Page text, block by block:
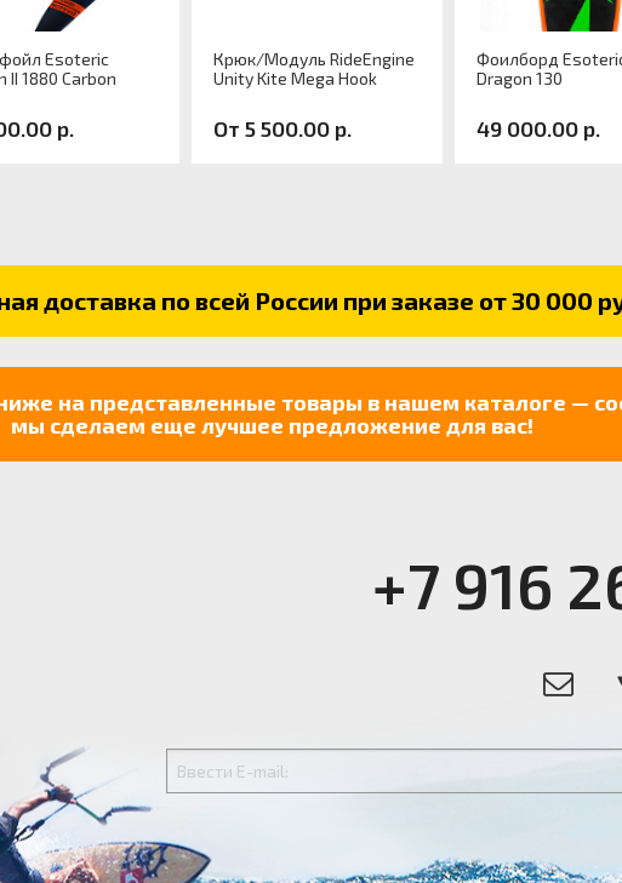
Esoteric
II 1880 Carbon
р.
Крюк/Модуль RideEngine
Unity Kite Mega Hook
От 5 500.00 р.
Фоилборд
Dragon 130
49 000.00 р.
доставка по всей России при заказе от 30 000
на представленные товары в нашем каталоге —
мы сделаем еще лучшее предложение для вас!
+7 916